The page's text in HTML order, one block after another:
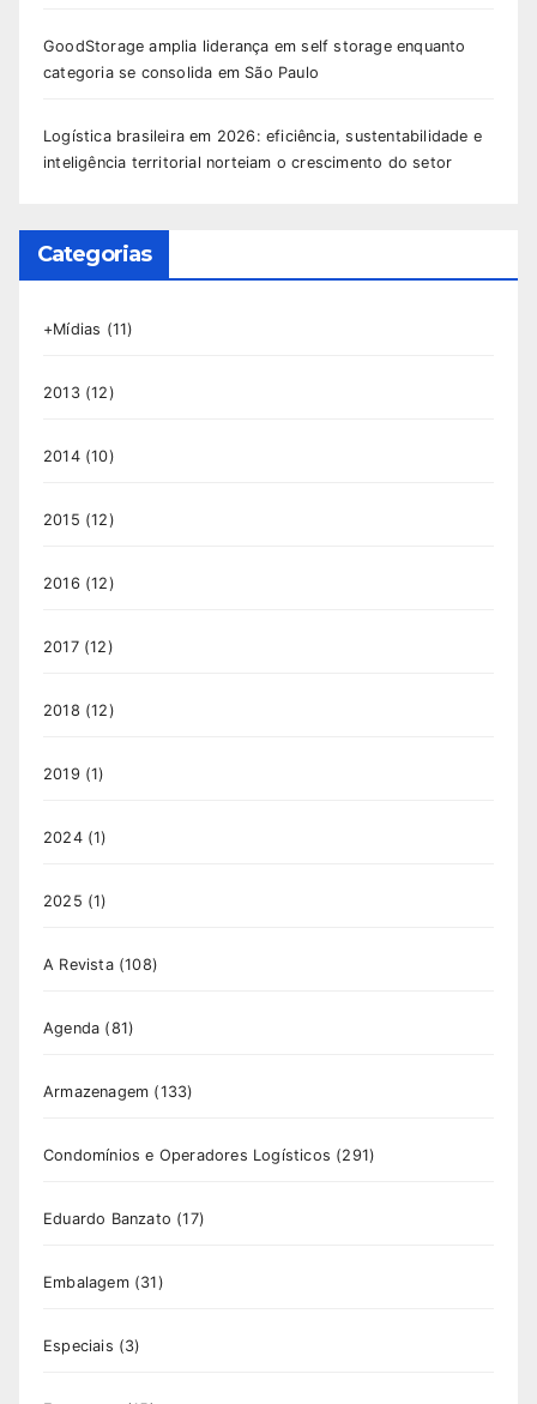
GoodStorage amplia liderança em self storage enquanto
categoria se consolida em São Paulo
Logística brasileira em 2026: eficiência, sustentabilidade e
inteligência territorial norteiam o crescimento do setor
Categorias
+Mídias (11)
2013(12)
2014(10)
2015 (12)
2016 (12)
2017(12)
2018 (12)
2019 (1)
2024(1)
2025 (1)
A Revista(108)
Agenda (81)
Armazenagem (133)
Condomínios e Operadores Logísticos (291)
Eduardo Banzato (17)
Embalagem(31)
Especiais (3)